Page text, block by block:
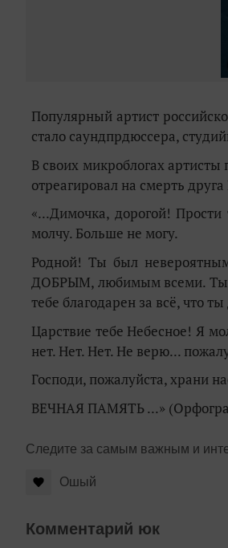
Популярный артист
стало саундпрдюссера,
В своих микроблогах
отреагировал на смерть
«...Димочка, дорогой!
молчу. Больше не могу.
Родной! Ты был
ДОБРЫМ, любимым всеми. Ты
тебе благодарен за всё, что
Царствие тебе Небесное! Я
нет. Нет. Нет. Не верю...
Господи, пожалуйста, храни
ВЕЧНАЯ ПАМЯТЬ ...»
Следите за самым важным и
Ошый
Комментарий юк